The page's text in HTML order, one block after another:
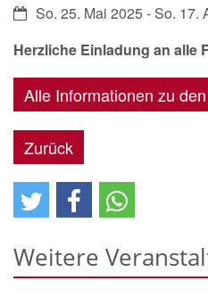
Datum:So. 25. Mai 2025 - So. 17.
Herzliche Einladung an alle
Alle Informationen zu
Zurück
Weitere